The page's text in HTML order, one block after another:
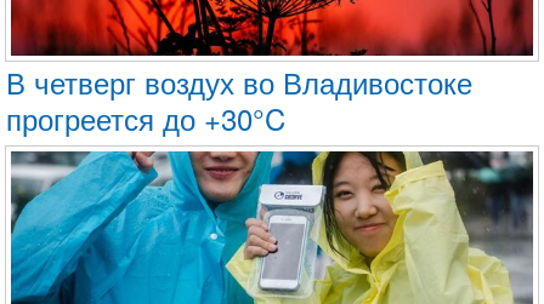
В четверг воздух во Владивостоке
прогреется до +30°C